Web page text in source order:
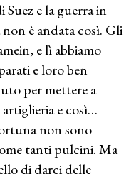
Suez e la guerra in
è andata così. Gli
e lì abbiamo
e loro ben
per mettere a
e così…
non sono
tanti pulcini. Ma
di darci delle